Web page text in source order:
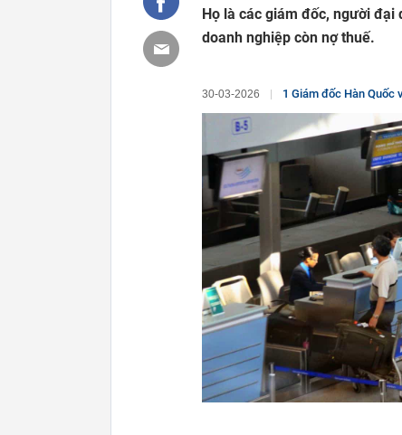
Họ là các giám đốc, người
doanh nghiệp còn nợ thuế.
30-03-2026 1 Giám đốc Hàn Quốc